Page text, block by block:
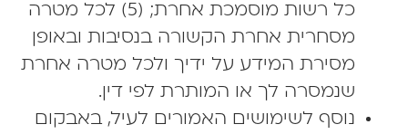
כל רשות מוסמכת אחרת; (5) לכל מטרה
מסחרית אחרת הקשורה בנסיבות ובאופן
מסירת המידע על ידיך ולכל מטרה אחרת
שנמסרה לך או המותרת לפי דין.
נוסף לשימושים האמורים לעיל, באבקום